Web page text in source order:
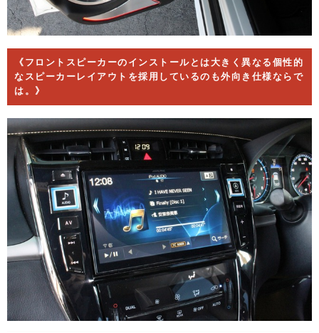
《フロントスピーカーのインストールとは大きく異なる個性的
なスピーカーレイアウトを採用しているのも外向き仕様ならで
は。》